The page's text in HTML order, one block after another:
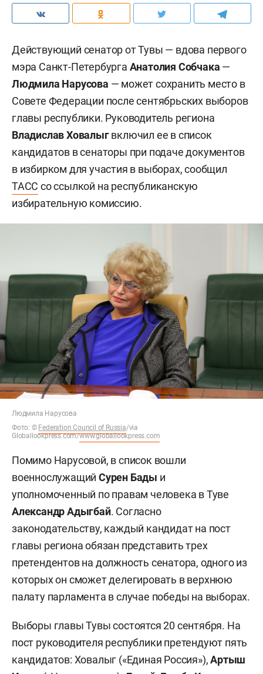
Действующий сенатор от Тувы — вдова первого
мэра Санкт-Петербурга Анатолия Собчака —
Людмила Нарусова — может сохранить место в
Совете Федерации после сентябрьских выборов
главы республики. Руководитель региона
Владислав Ховалыгвключил ее в список
кандидатов в сенаторы при подаче документов
в избирком для участия в выборах, сообщил
ТАСС со ссылкой на республиканскую
избирательную комиссию.
Людмила Нарусова
Фото: © Federation Council of Russia/via
Globallookpress.com/www.globallookpress.com
Помимо Нарусовой, в список вошли
военнослужащийСурен Бады и
уполномоченный по правам человека в Туве
Александр Адыгбай. Согласно
законодательству, каждый кандидат на пост
главы региона обязан представить трех
претендентов на должность сенатора, одного из
которых он сможет делегировать в верхнюю
палату парламента в случае победы на выборах.
Выборы главы Тувы состоятся 20 сентября. На
пост руководителя республики претендуют пять
кандидатов: Ховалыг («Единая Россия»),Артыш